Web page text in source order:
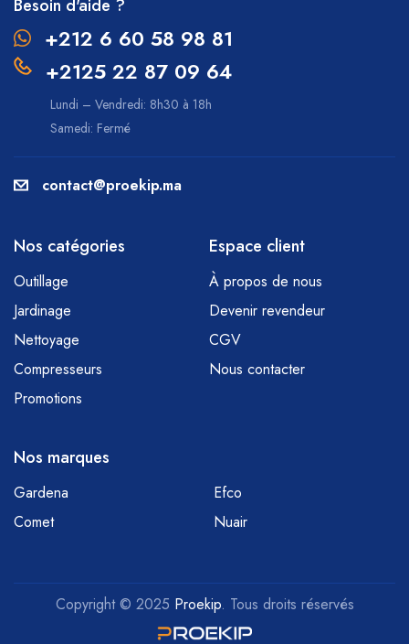
Besoin d'aide ?
+212 6 60 58 98 81
+2125 22 87 09 64
Lundi – Vendredi: 8h30 à 18h
Samedi: Fermé
contact@proekip.ma
Nos catégories
Outillage
Jardinage
Nettoyage
Compresseurs
Promotions
Espace client
À propos de nous
Devenir revendeur
CGV
Nous contacter
Nos marques
Gardena
Efco
Comet
Nuair
Copyright © 2025 Proekip. Tous droits réservés